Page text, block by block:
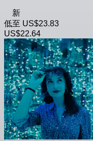
新
低至 US$23.83
US$22.64